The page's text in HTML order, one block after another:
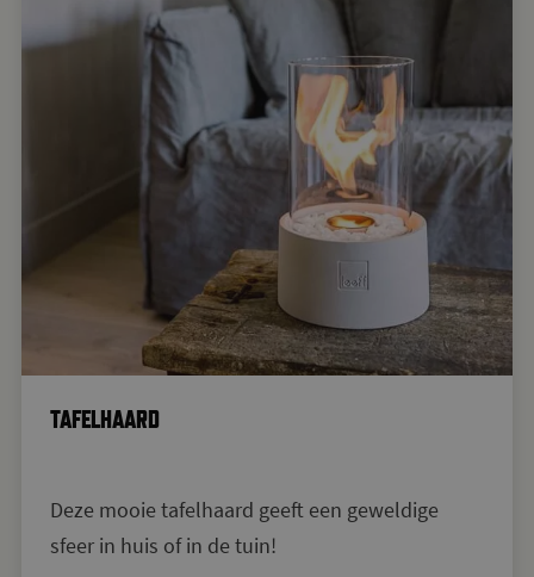
TAFELHAARD
Deze mooie tafelhaard geeft een geweldige
sfeer in huis of in de tuin!